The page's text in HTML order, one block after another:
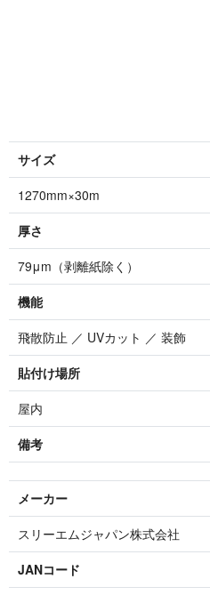
サイズ
1270mm×30m
厚さ
79μm（剥離紙除く）
機能
飛散防止 ／ UVカット ／ 装飾
貼付け場所
屋内
備考
メーカー
スリーエムジャパン株式会社
JANコード